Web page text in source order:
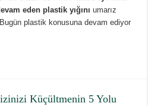
eden plastik yığını umarız
plastik konusuna devam ediyor
Küçültmenin 5 Yolu